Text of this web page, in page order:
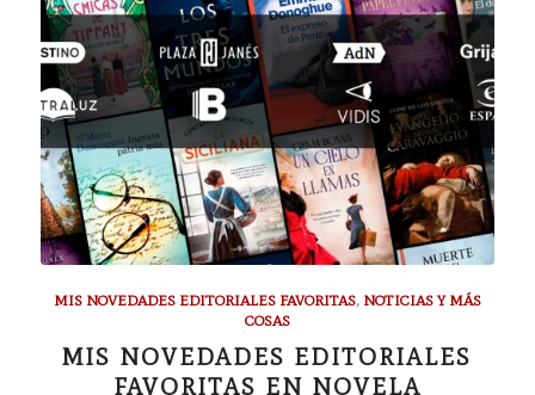
MIS NOVEDADES EDITORIALES FAVORITAS, NOTICIAS Y MÁS
COSAS
MIS NOVEDADES EDITORIALES
FAVORITAS EN NOVELA